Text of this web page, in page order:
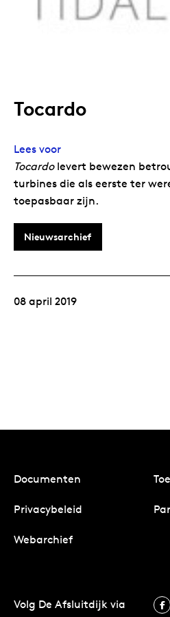
08 april 2019
Tocardo
Lees voor
Tocardolevert bewezen
turbines die als eerste ter
toepasbaar zijn.
Nieuwsarchief
Documenten
Privacybeleid
Webarchief
Volg De Afsluitdijk via